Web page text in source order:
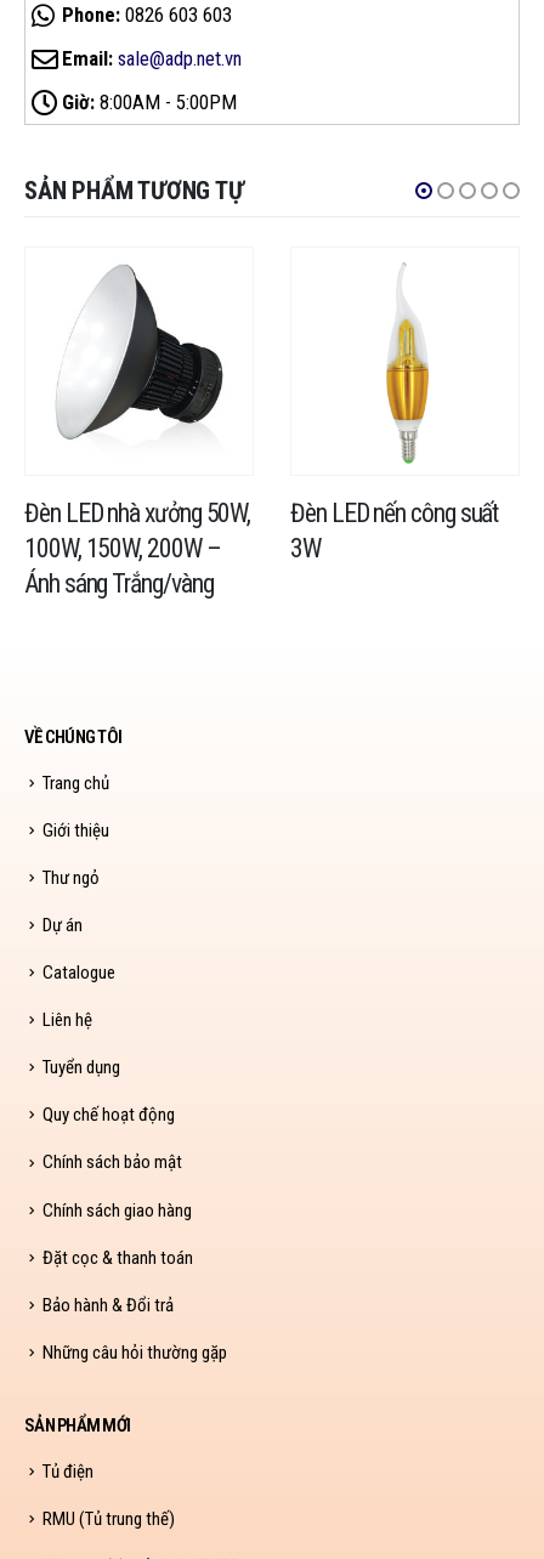
Phone: 0826 603 603
Email: sale@adp.net.vn
Giờ: 8:00AM - 5:00PM
SẢN PHẨM TƯƠNG TỰ
Đèn LED nhà xưởng 50W,
100W, 150W, 200W –
Ánh sáng Trắng/vàng
Đèn LED nến công suất
3W
VỀ CHÚNG TÔI
Trang chủ
Giới thiệu
Thư ngỏ
Dự án
Catalogue
Liên hệ
Tuyển dụng
Quy chế hoạt động
Chính sách bảo mật
Chính sách giao hàng
Đặt cọc & thanh toán
Bảo hành & Đổi trả
Những câu hỏi thường gặp
SẢN PHẨM MỚI
Tủ điện
RMU (Tủ trung thế)